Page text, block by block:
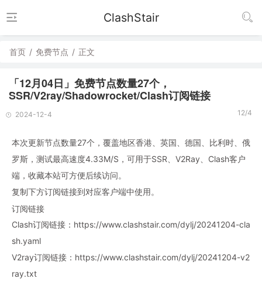
ClashStair
首页 / 免费节点 / 正文
「12月04日」免费节点数量27个，
SSR/V2ray/Shadowrocket/Clash订阅链接
2024-12-4 12/4
本次更新节点数量27个，覆盖地区香港、英国、德国、比利时、俄
罗斯，测试最高速度4.33M/S，可用于SSR、V2Ray、Clash客户
端，收藏本站可方便后续访问。
复制下方订阅链接到对应客户端中使用。
订阅链接
Clash订阅链接：https://www.clashstair.com/dylj/20241204-cla
sh.yaml
V2ray订阅链接：https://www.clashstair.com/dylj/20241204-v2
ray.txt